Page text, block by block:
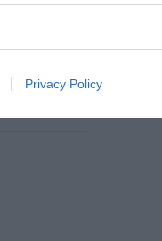
Privacy Policy
Print